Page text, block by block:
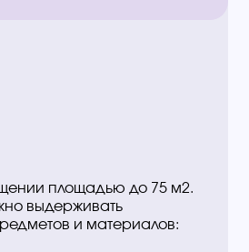
площадью до 75 м2.
выдерживать
и материалов: